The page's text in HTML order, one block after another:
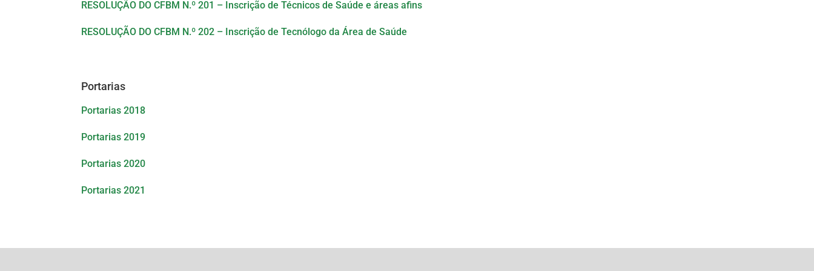
RESOLUÇÃO DO CFBM N.º 201 – Inscrição de Técnicos de Saúde e áreas afins
RESOLUÇÃO DO CFBM N.º 202 – Inscrição de Tecnólogo da Área de Saúde
Portarias
Portarias 2018
Portarias 2019
Portarias 2020
Portarias 2021